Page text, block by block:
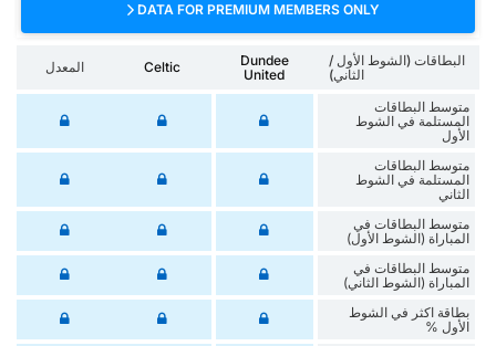
DATA FOR PREMIUM MEMBERS ONLY
البطاقات (الشوط الأول /
الثاني)
Dundee
United
Celtic المعدل
متوسط البطاقات
المستلمة في الشوط
الأول
متوسط البطاقات
المستلمة في الشوط
الثاني
متوسط البطاقات في
المباراة (الشوط الأول)
متوسط البطاقات في
المباراة (الشوط الثاني)
‏بطاقة اكثر في الشوط
الأول %